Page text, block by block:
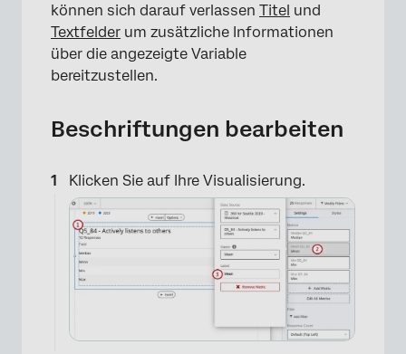
×
können sich darauf verlassen Titel und
Textfelder um zusätzliche Informationen
über die angezeigte Variable
bereitzustellen.
Beschriftungen bearbeiten
Klicken Sie auf Ihre Visualisierung.